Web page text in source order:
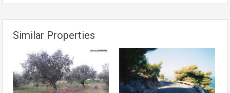
Similar Properties